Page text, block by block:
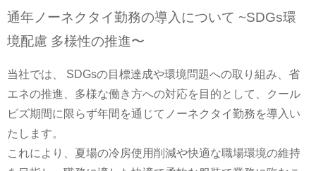
通年ノーネクタイ勤務の導入について ~SDGs環
境配慮 多様性の推進〜
当社では、 SDGsの目標達成や環境問題への取り組み、省
エネの推進、多様な働き方への対応を目的として、クール
ビズ期間に限らず年間を通じてノーネクタイ勤務を導入い
たします。
これにより、夏場の冷房使用削減や快適な職場環境の維持